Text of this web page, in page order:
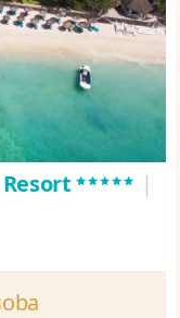
Resort***** |